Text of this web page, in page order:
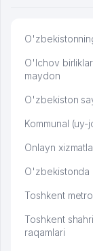
O'lchov
maydon
O'zbekiston
Kommunal
Onlayn
O'zbekistonda
Toshkent
Toshkent
raqamlari